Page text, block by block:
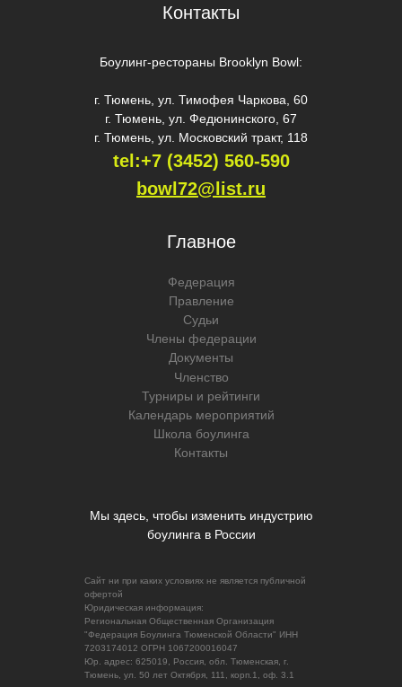
Сайт ни при каких условиях не является публичной
офертой
Юридическая информация:
Региональная Общественная Организация
"Федерация Боулинга Тюменской Области" ИНН
7203174012 ОГРН 1067200016047
Юр. адрес: 625019, Россия, обл. Тюменская, г.
Тюмень, ул. 50 лет Октября, 111, корп.1, оф. 3.1
Контакты
Боулинг-рестораны Brooklyn Bowl:
г. Тюмень, ул. Тимофея Чаркова, 60
г. Тюмень, ул. Федюнинского, 67
г. Тюмень, ул. Московский тракт, 118
tel:+7 (3452) 560-590
bowl72@list.ru
Мы здесь, чтобы изменить индустрию
боулинга в России
Главное
Федерация
Правление
Судьи
Члены федерации
Документы
Членство
Турниры и рейтинги
Календарь мероприятий
Школа боулинга
Контакты